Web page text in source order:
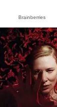
Brainberries